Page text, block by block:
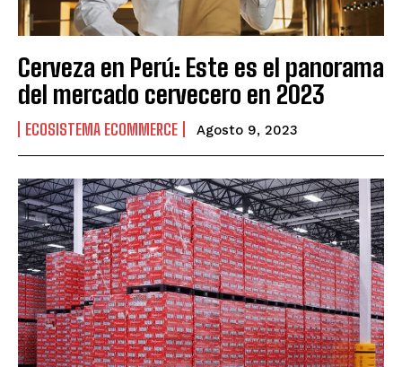
Cerveza en Perú: Este es el panorama
del mercado cervecero en 2023
ECOSISTEMA ECOMMERCE Agosto 9, 2023